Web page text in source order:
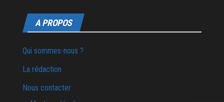
A PROPOS
Qui sommes-nous ?
La rédaction
Nous contacter